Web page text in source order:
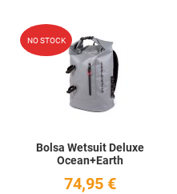
NO STOCK
Bolsa Wetsuit Deluxe
Ocean+Earth
74,95 €